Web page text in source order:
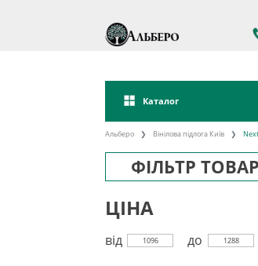
Каталог
Альберо Вінілова підлога Київ
ФІЛЬТР
ЦІНА
від 1096 до 1288